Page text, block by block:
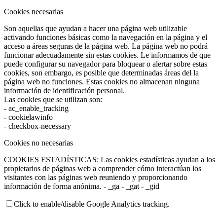
Cookies necesarias
Son aquellas que ayudan a hacer una página web utilizable
activando funciones básicas como la navegación en la página y el
acceso a áreas seguras de la página web. La página web no podrá
funcionar adecuadamente sin estas cookies. Le informamos de que
puede configurar su navegador para bloquear o alertar sobre estas
cookies, son embargo, es posible que determinadas áreas del la
página web no funciones. Estas cookies no almacenan ninguna
información de identificación personal.
Las cookies que se utilizan son:
- ac_enable_tracking
- cookielawinfo
- checkbox-necessary
Cookies no necesarias
COOKIES ESTADÍSTICAS: Las cookies estadísticas ayudan a los
propietarios de páginas web a comprender cómo interactúan los
visitantes con las páginas web reuniendo y proporcionando
información de forma anónima. - _ga - _gat - _gid
Click to enable/disable Google Analytics tracking.